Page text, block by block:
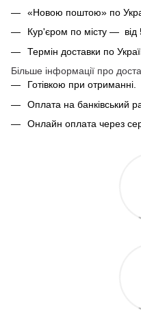
«Новою поштою» по
Кур'єром по місту — від
Термін доставки по
Більше інформації про
Готівкою при отриманні.
Оплата на банківський
Онлайн оплата через